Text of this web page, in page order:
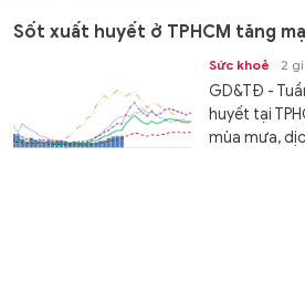
Sốt xuất huyết ở TPHCM tăng
Sức khoẻ 2
GD&TĐ -
huyết tại
mùa mưa,